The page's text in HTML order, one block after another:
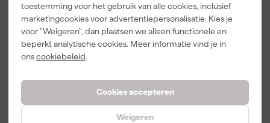
toestemming voor het gebruik van alle cookies, inclusief
marketingcookies voor advertentiepersonalisatie. Kies je
voor "Weigeren", dan plaatsen we alleen functionele en
beperkt analytische cookies. Meer informatie vind je in
onscookiebeleid.
Cookies accepteren
Weigeren
56,99
incl. BTW
Adviesprijs 30,63
3,19
incl. BTW
Adviesprijs 6,86
4,49
incl. BTW